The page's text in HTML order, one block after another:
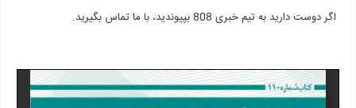
اگر دوست دارید به تیم خبری 808 بپیوندید، با ما تماس بگیرید.